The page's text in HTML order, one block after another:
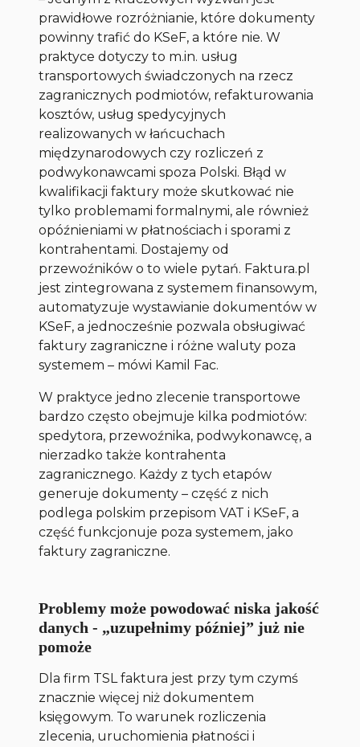
prawidłowe rozróżnianie, które dokumenty
powinny trafić do KSeF, a które nie. W
praktyce dotyczy to m.in. usług
transportowych świadczonych na rzecz
zagranicznych podmiotów, refakturowania
kosztów, usług spedycyjnych
realizowanych w łańcuchach
międzynarodowych czy rozliczeń z
podwykonawcami spoza Polski. Błąd w
kwalifikacji faktury może skutkować nie
tylko problemami formalnymi, ale również
opóźnieniami w płatnościach i sporami z
kontrahentami. Dostajemy od
przewoźników o to wiele pytań. Faktura.pl
jest zintegrowana z systemem finansowym,
automatyzuje wystawianie dokumentów w
KSeF, a jednocześnie pozwala obsługiwać
faktury zagraniczne i różne waluty poza
systemem – mówi Kamil Fac.
W praktyce jedno zlecenie transportowe
bardzo często obejmuje kilka podmiotów:
spedytora, przewoźnika, podwykonawcę, a
nierzadko także kontrahenta
zagranicznego. Każdy z tych etapów
generuje dokumenty – część z nich
podlega polskim przepisom VAT i KSeF, a
część funkcjonuje poza systemem, jako
faktury zagraniczne.
Problemy może powodować niska jakość
danych - „uzupełnimy później” już nie
pomoże
Dla firm TSL faktura jest przy tym czymś
znacznie więcej niż dokumentem
księgowym. To warunek rozliczenia
zlecenia, uruchomienia płatności i